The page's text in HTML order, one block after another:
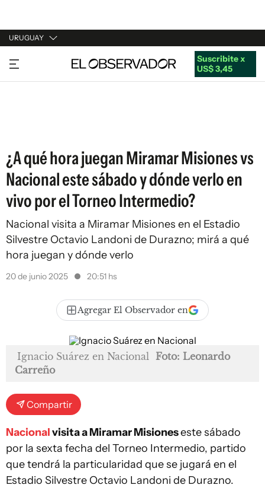
URUGUAY
URUGUAY
ARGENTINA
Suscribite x
US$ 3,45
¿A qué hora juegan Miramar Misiones vs
Nacional este sábado y dónde verlo en
vivo por el Torneo Intermedio?
Nacional visita a Miramar Misiones en el Estadio
Silvestre Octavio Landoni de Durazno; mirá a qué
hora juegan y dónde verlo
20 de junio 2025 20:51 hs
Agregar El Observador en
Ignacio Suárez en Nacional Foto: Leonardo
Carreño
Compartir
Nacionalvisita a Miramar Misioneseste sábado
por la sexta fecha del Torneo Intermedio, partido
que tendrá la particularidad que se jugará en el
Estadio Silvestre Octavio Landoni de Durazno.